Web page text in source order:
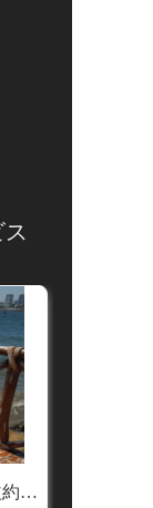
らゆ
点で
資源
、多
柔軟
経営
をサ
【東京｜秋葉原カフェバー｜月間利益約75万円】